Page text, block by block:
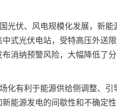
伏、风电规模化发展，新能
式光伏电站，受特高压外送
消纳预警风险，大幅降低了
有利于能源供给侧调整、引
能源发电的间歇性和不确定